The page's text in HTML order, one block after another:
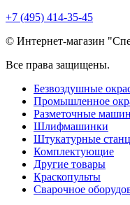
+7 (495) 414-35-45
© Интернет-магазин
Все права защищены.
Безвоздушные
Промышленное
Разметочные
Шлифмашинки
Штукатурные
Комплектующие
Другие товары
Краскопульты
Сварочное